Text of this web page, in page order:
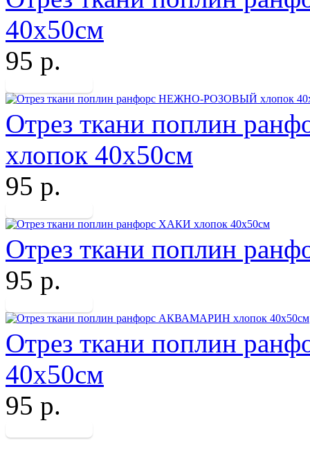
40х50см
95 р.
Отрез ткани поплин
хлопок 40х50см
95 р.
Отрез ткани поплин
95 р.
Отрез ткани поплин
40х50см
95 р.